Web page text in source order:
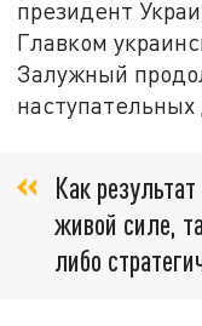
президент
Главком
Залужный
Как
живой силе,
либо